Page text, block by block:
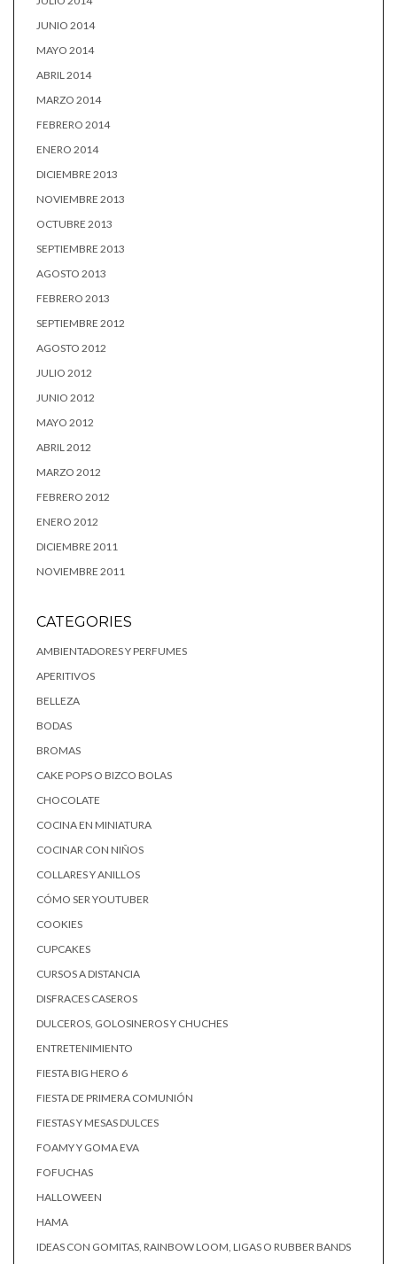
JUNIO 2014
MAYO 2014
ABRIL 2014
MARZO 2014
FEBRERO 2014
ENERO 2014
DICIEMBRE 2013
NOVIEMBRE 2013
OCTUBRE 2013
SEPTIEMBRE 2013
AGOSTO 2013
FEBRERO 2013
SEPTIEMBRE 2012
AGOSTO 2012
JULIO 2012
JUNIO 2012
MAYO 2012
ABRIL 2012
MARZO 2012
FEBRERO 2012
ENERO 2012
DICIEMBRE 2011
NOVIEMBRE 2011
CATEGORIES
AMBIENTADORES Y PERFUMES
APERITIVOS
BELLEZA
BODAS
BROMAS
CAKE POPS O BIZCO BOLAS
CHOCOLATE
COCINA EN MINIATURA
COCINAR CON NIÑOS
COLLARES Y ANILLOS
CÓMO SER YOUTUBER
COOKIES
CUPCAKES
CURSOS A DISTANCIA
DISFRACES CASEROS
DULCEROS, GOLOSINEROS Y CHUCHES
ENTRETENIMIENTO
FIESTA BIG HERO 6
FIESTA DE PRIMERA COMUNIÓN
FIESTAS Y MESAS DULCES
FOAMY Y GOMA EVA
FOFUCHAS
HALLOWEEN
HAMA
IDEAS CON GOMITAS, RAINBOW LOOM, LIGAS O RUBBER BANDS